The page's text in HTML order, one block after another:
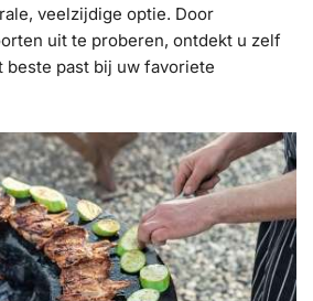
veelzijdige optie. Door
uit te proberen, ontdekt u zelf
beste past bij uw favoriete